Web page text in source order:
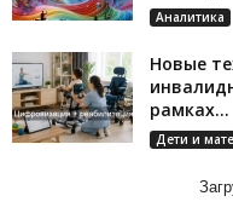
Аналитика
Новые
рамках...
Дети и